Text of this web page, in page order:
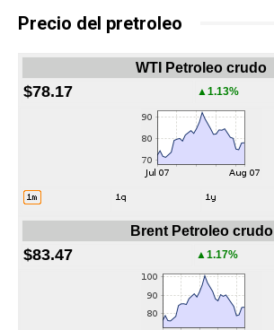
Precio del pretroleo
WTI Petroleo crudo
$78.17 ▲1.13%
Brent Petroleo crudo
$83.47 ▲1.17%